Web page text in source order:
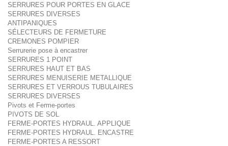
SERRURES POUR PORTES EN GLACE
SERRURES DIVERSES
ANTIPANIQUES
SÉLECTEURS DE FERMETURE
CREMONES POMPIER
Serrurerie pose à encastrer
SERRURES 1 POINT
SERRURES HAUT ET BAS
SERRURES MENUISERIE METALLIQUE
SERRURES ET VERROUS TUBULAIRES
SERRURES DIVERSES
Pivots et Ferme-portes
PIVOTS DE SOL
FERME-PORTES HYDRAUL. APPLIQUE
FERME-PORTES HYDRAUL. ENCASTRE
FERME-PORTES A RESSORT